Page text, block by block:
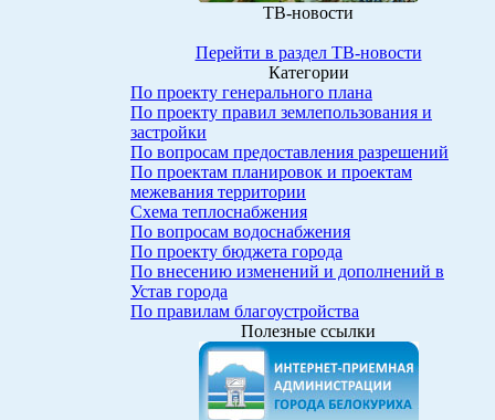
ТВ-новости
Перейти в раздел ТВ-новости
Категории
По проекту генерального плана
По проекту правил землепользования и
застройки
По вопросам предоставления разрешений
По проектам планировок и проектам
межевания территории
Схема теплоснабжения
По вопросам водоснабжения
По проекту бюджета города
По внесению изменений и дополнений в
Устав города
По правилам благоустройства
Полезные ссылки